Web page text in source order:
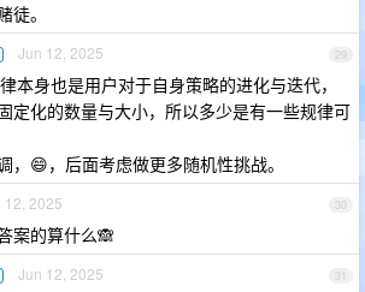
徒。
29
Jun 12, 2025
本身也是用户对于自身策略的进化与迭代，
定化的数量与大小，所以多少是有一些规律可
，😄，后面考虑做更多随机性挑战。
30
12, 2025
案的算什么🙈
31
Jun 12, 2025